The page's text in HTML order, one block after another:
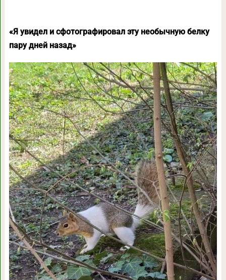
«Я увидел и сфотографировал эту необычную белку
пару дней назад»